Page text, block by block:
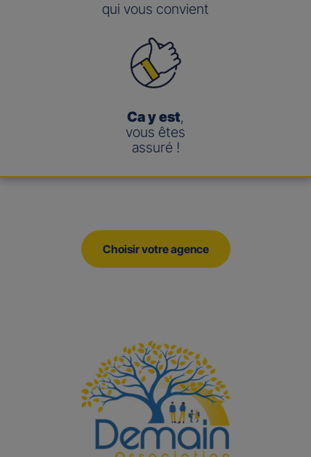
qui vous convient
Ca y est,
vous êtes
assuré !
Choisir votre agence